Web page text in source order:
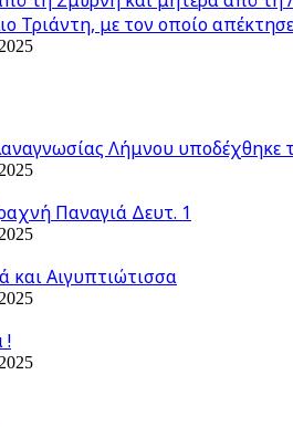
Τριάντη, με τον οποίο
Λήμνου υποδέχθηκε
Παναγιά Δευτ. 1
και Αιγυπτιώτισσα
!